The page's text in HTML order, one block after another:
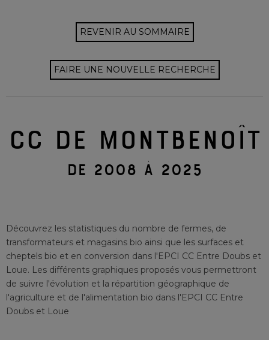
REVENIR AU SOMMAIRE
FAIRE UNE NOUVELLE RECHERCHE
CC DE MONTBENOÎT
DE 2008 À 2025
Découvrez les statistiques du nombre de fermes, de
transformateurs et magasins bio ainsi que les surfaces et
cheptels bio et en conversion dans l'EPCI CC Entre Doubs et
Loue. Les différents graphiques proposés vous permettront
de suivre l'évolution et la répartition géographique de
l'agriculture et de l'alimentation bio dans l'EPCI CC Entre
Doubs et Loue